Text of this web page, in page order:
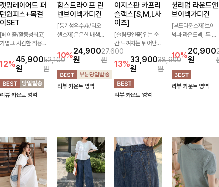
캣밍레이어드 패
턴원피스+목걸
이SET
[페이즐/활동성최고]
가볍고 시원한 착용감
없이 즐기기 좋은 라
운드 니트 🤍 베이직
한 디자인으로 다양한
하의와 손쉽게 매치되
어 데일리하게 활용하
12%45,900
원
52,100
원
리뷰 카운트 영역
함스트라이프 린
넨브이넥가디건
[통기성우수🧊/리오
셀소재]은은한 배색
캐주얼하면서도 산뜻
한 무드 살려주는 니
트 가디건 💛 브이넥
라인에 슬림하게 떨어
지는 핏 더해져 단독
10%24,900
원
27,600
원
리뷰 카운트 영역
이지스판 카프리
슬랙스[S,M,L사
이즈]
[슬림핏연출]입는 순
간 느껴지는 뛰어난
신축성으로 활동량 많
은 날에도 편안하게
🌿 발목이 드러나는
카프리 기장이 다리
라인을 더욱 길고 산
뜻하게 보여주며, 깔
13%33,900
원
38,900
원
리뷰 카운트 영역
윌리덤 라운드앤
브이넥가디건
[부드러운소재]브이
넥과 라운드넥, 두 가
맞게 선택할 수 있는
활용도 높은 가디건
🤍 부드러운 착용감
과 베이직한 디자인으
로 단독은 물론 가볍
10%20,900
원
리뷰 카운트 영역